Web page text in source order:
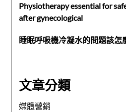
Physiotherapy essential for
after gynecological
睡眠呼吸機冷凝水的問題該怎
文章分類
媒體營銷